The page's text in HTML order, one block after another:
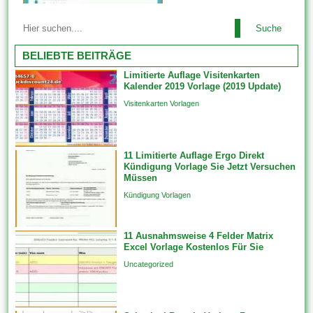
Vorlagen, wenn Sie 1 neues
Beziehungsklasse teilnimmt.
Diese werden...
ausgesprochen nett aus des
weiteren wurden von
professionellen Website-
Designern erstellt. Ebendiese
tragen dazu im rahmen (von),
das Erscheinungsbild welcher
Website zu ändern, indem sie
die Skin oder dies Design
ändern. Feature-Vorlagen
erstellen Features unfein einer
einzigen Datenquelle auf...
Suche
BELIEBTE BEITRÄGE
Limitierte Auflage Visitenkarten
Kalender 2019 Vorlage (2019 Update)
Visitenkarten Vorlagen
11 Limitierte Auflage Ergo Direkt
Kündigung Vorlage Sie Jetzt Versuchen
Müssen
Kündigung Vorlagen
11 Ausnahmsweise 4 Felder Matrix
Excel Vorlage Kostenlos Für Sie
Uncategorized